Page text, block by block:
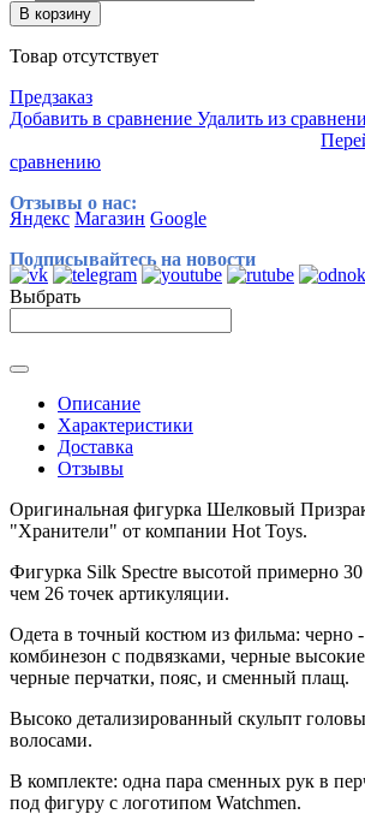
В корзину
Товар отсутствует
Предзаказ
Добавить в сравнение Удалить из
сравнению
Отзывы о нас:
Яндекс Магазин Google
Подписывайтесь на новости
Выбрать
Описание
Характеристики
Доставка
Отзывы
Оригинальная фигурка Шелковый
"Хранители" от компании Hot Toys.
Фигурка Silk Spectre высотой примерно 30
чем 26 точек артикуляции.
Одета в точный костюм из фильма: черно
комбинезон с подвязками, черные
черные перчатки, пояс, и сменный плащ.
Высоко детализированный скульпт
волосами.
В комплекте: одна пара сменных рук в
под фигуру с логотипом Watchmen.